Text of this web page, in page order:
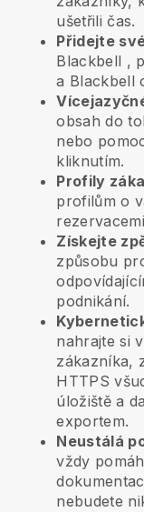
ušetřili čas.
Přidejte
Blackbell ,
a Blackbell
obsah do
nebo
kliknutím.
Profily
profilům o
Získejte
způsobu
podnikání.
nahrajte si
zákazníka,
HTTPS
úložiště a
exportem.
Neustálá
vždy
nebudete